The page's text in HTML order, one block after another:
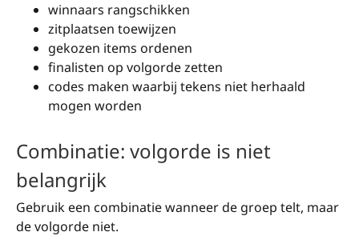
winnaars rangschikken
zitplaatsen toewijzen
gekozen items ordenen
finalisten op volgorde zetten
codes maken waarbij tekens niet herhaald
mogen worden
Combinatie: volgorde is niet
belangrijk
Gebruik een combinatie wanneer de groep telt, maar
de volgorde niet.